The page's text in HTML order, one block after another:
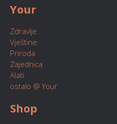
Your
Zdravlje
Vještine
Priroda
Zajednica
Alati
ostalo @ Your
Shop